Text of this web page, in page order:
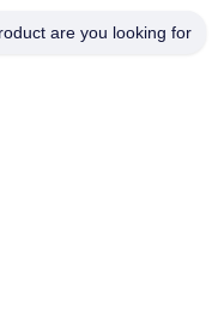
are you looking for?